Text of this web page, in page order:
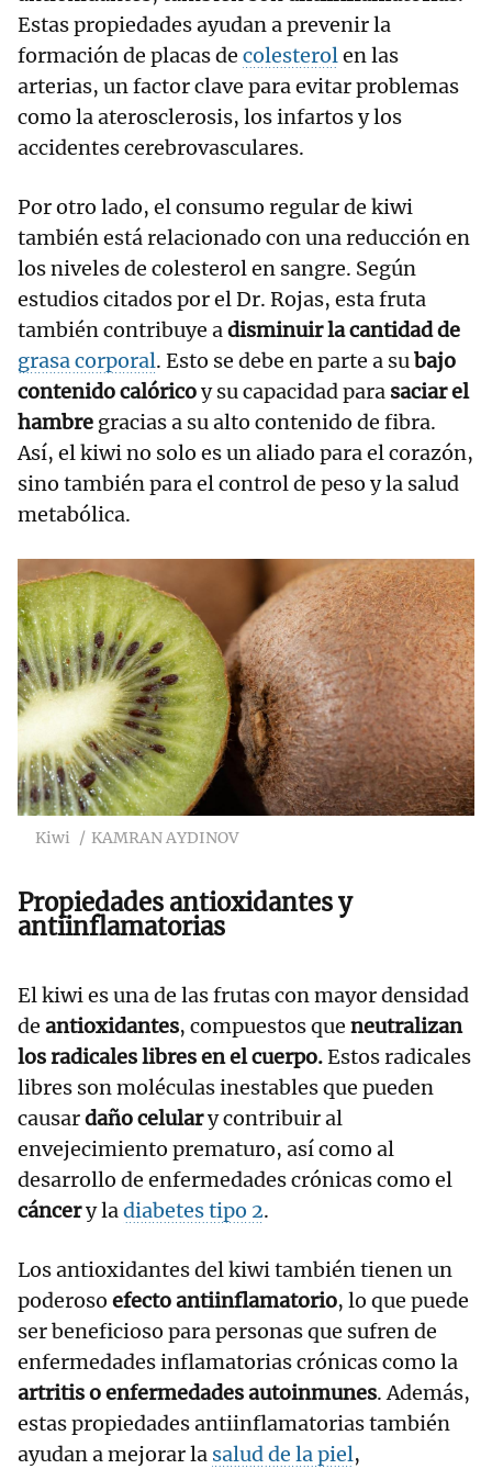
Estas propiedades ayudan a prevenir la
formación de placas de colesterolen las
arterias, un factor clave para evitar problemas
como la aterosclerosis, los infartos y los
accidentes cerebrovasculares.
Por otro lado, el consumo regular de kiwi
también está relacionado con una reducción en
los niveles de colesterol en sangre. Según
estudios citados por el Dr. Rojas, esta fruta
también contribuye adisminuir la cantidad de
grasa corporal. Esto se debe en parte a subajo
contenido calóricoy su capacidad para saciar el
hambre gracias a su alto contenido de fibra.
Así, el kiwi no solo es un aliado para el corazón,
sino también para el control de peso y la salud
metabólica.
Kiwi KAMRAN AYDINOV
Propiedades antioxidantes y
antiinflamatorias
El kiwi es una de las frutas con mayor densidad
de antioxidantes, compuestos que neutralizan
los radicales libres en el cuerpo.Estos radicales
libres son moléculas inestables que pueden
causardaño celulary contribuir al
envejecimiento prematuro, así como al
desarrollo de enfermedades crónicas como el
cáncery ladiabetes tipo 2.
Los antioxidantes del kiwi también tienen un
poderoso efecto antiinflamatorio, lo que puede
ser beneficioso para personas que sufren de
enfermedades inflamatorias crónicas como la
artritiso enfermedades autoinmunes. Además,
estas propiedades antiinflamatorias también
ayudan a mejorar la salud de la piel,